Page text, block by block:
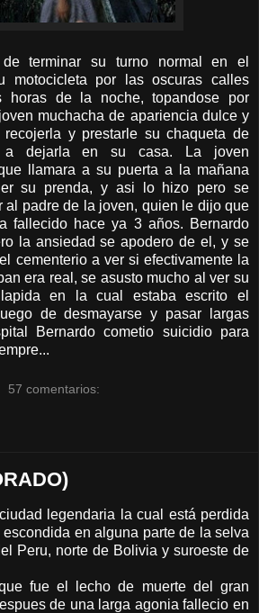
de terminar su turno normal en el
motocicleta por las oscuras calles
horas de la noche, topandose por
muchacha de apariencia dulce y
y prestarle su chaqueta de
a dejarla en su casa. La joven
llamara a su puerta a la mañana
su prenda, y asi lo hizo pero se
al padre de la joven, quien le dijo que
fallecido hace ya 3 años. Bernardo
la ansiedad se apodero de el, y se
cementerio a ver si efectivamente la
era real, se asusto mucho al ver su
en la cual estaba escrito el
de desmayarse y pasar largas
Bernardo cometio suicidio para
57 comentarios:
legendaria la cual está perdida
en alguna parte de la selva
Peru, norte de Bolivia y suroeste de
fue el lecho de muerte del gran
de una larga agonia fallecio en